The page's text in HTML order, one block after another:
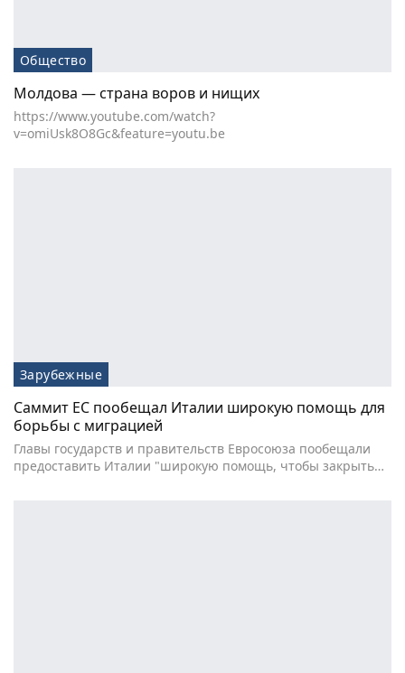
Общество
Молдова — страна воров и нищих
https://www.youtube.com/watch?
v=omiUsk8O8Gc&feature=youtu.be
Зарубежные
Саммит ЕС пообещал Италии широкую помощь для
борьбы с миграцией
Главы государств и правительств Евросоюза пообещали
предоставить Италии "широкую помощь, чтобы закрыть…